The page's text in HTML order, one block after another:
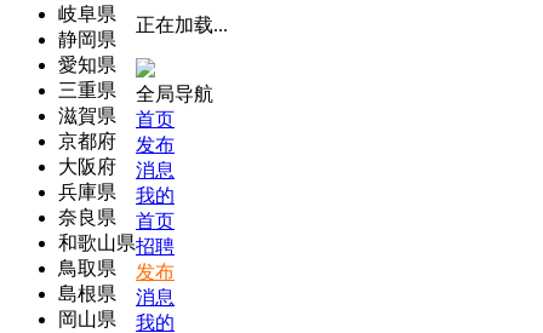
岐阜県
静岡県
愛知県
三重県
滋賀県
京都府
大阪府
兵庫県
奈良県
和歌山県
鳥取県
島根県
岡山県
正在加载...
全局导航
首页
发布
消息
我的
首页
招聘
发布
消息
我的